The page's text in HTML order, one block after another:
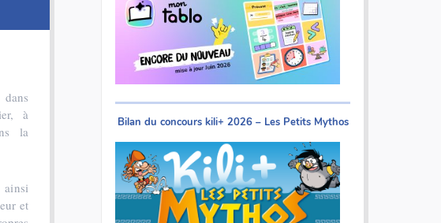
à
la
et
Bilan du concours kili+ 2026 – Les Petits Mythos